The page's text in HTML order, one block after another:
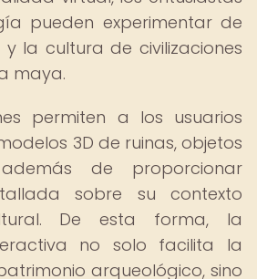
pueden experimentar de
la cultura de civilizaciones
maya.
permiten a los usuarios
3D de ruinas, objetos
de proporcionar
sobre su contexto
De esta forma, la
no solo facilita la
arqueológico, sino